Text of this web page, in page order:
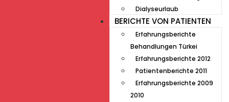
Dialyseurlaub
BERICHTE VON PATIENTEN
Erfahrungsberichte
Behandlungen Türkei
Erfahrungsberichte 2012
Patientenberichte 2011
Erfahrungsberichte 2009
2010